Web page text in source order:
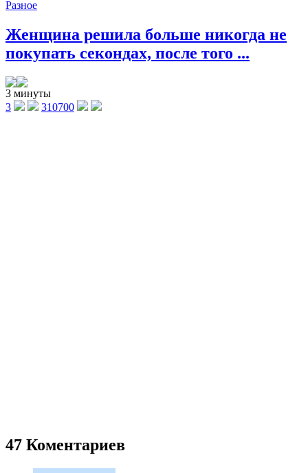
Разное
Женщина решила больше никогда не
покупать секондах, после того ...
3 минуты
3
310700
47 Коментариев